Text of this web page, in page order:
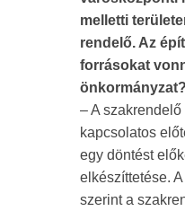
melletti
rendelő. Az
forrásokat
önkormányzat?
– A szakrendelő
kapcsolatos
egy döntést
elkészíttetése.
szerint a